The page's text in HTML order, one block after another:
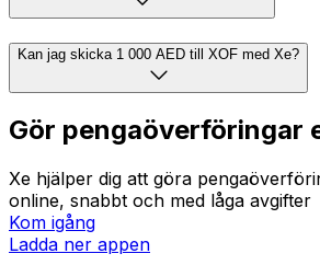
Kan jag skicka 1 000 AED till XOF med Xe?
Gör pengaöverföringar
Xe hjälper dig att göra
online, snabbt och med låga avgifter
Kom igång
Ladda ner appen